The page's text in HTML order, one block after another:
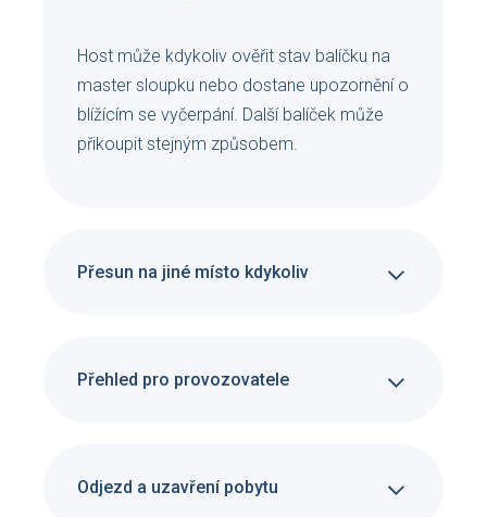
Host může kdykoliv ověřit stav balíčku na
master sloupku nebo dostane upozornění o
blížícím se vyčerpání. Další balíček může
přikoupit stejným způsobem.
Přesun na jiné místo kdykoliv
Přehled pro provozovatele
Odjezd a uzavření pobytu